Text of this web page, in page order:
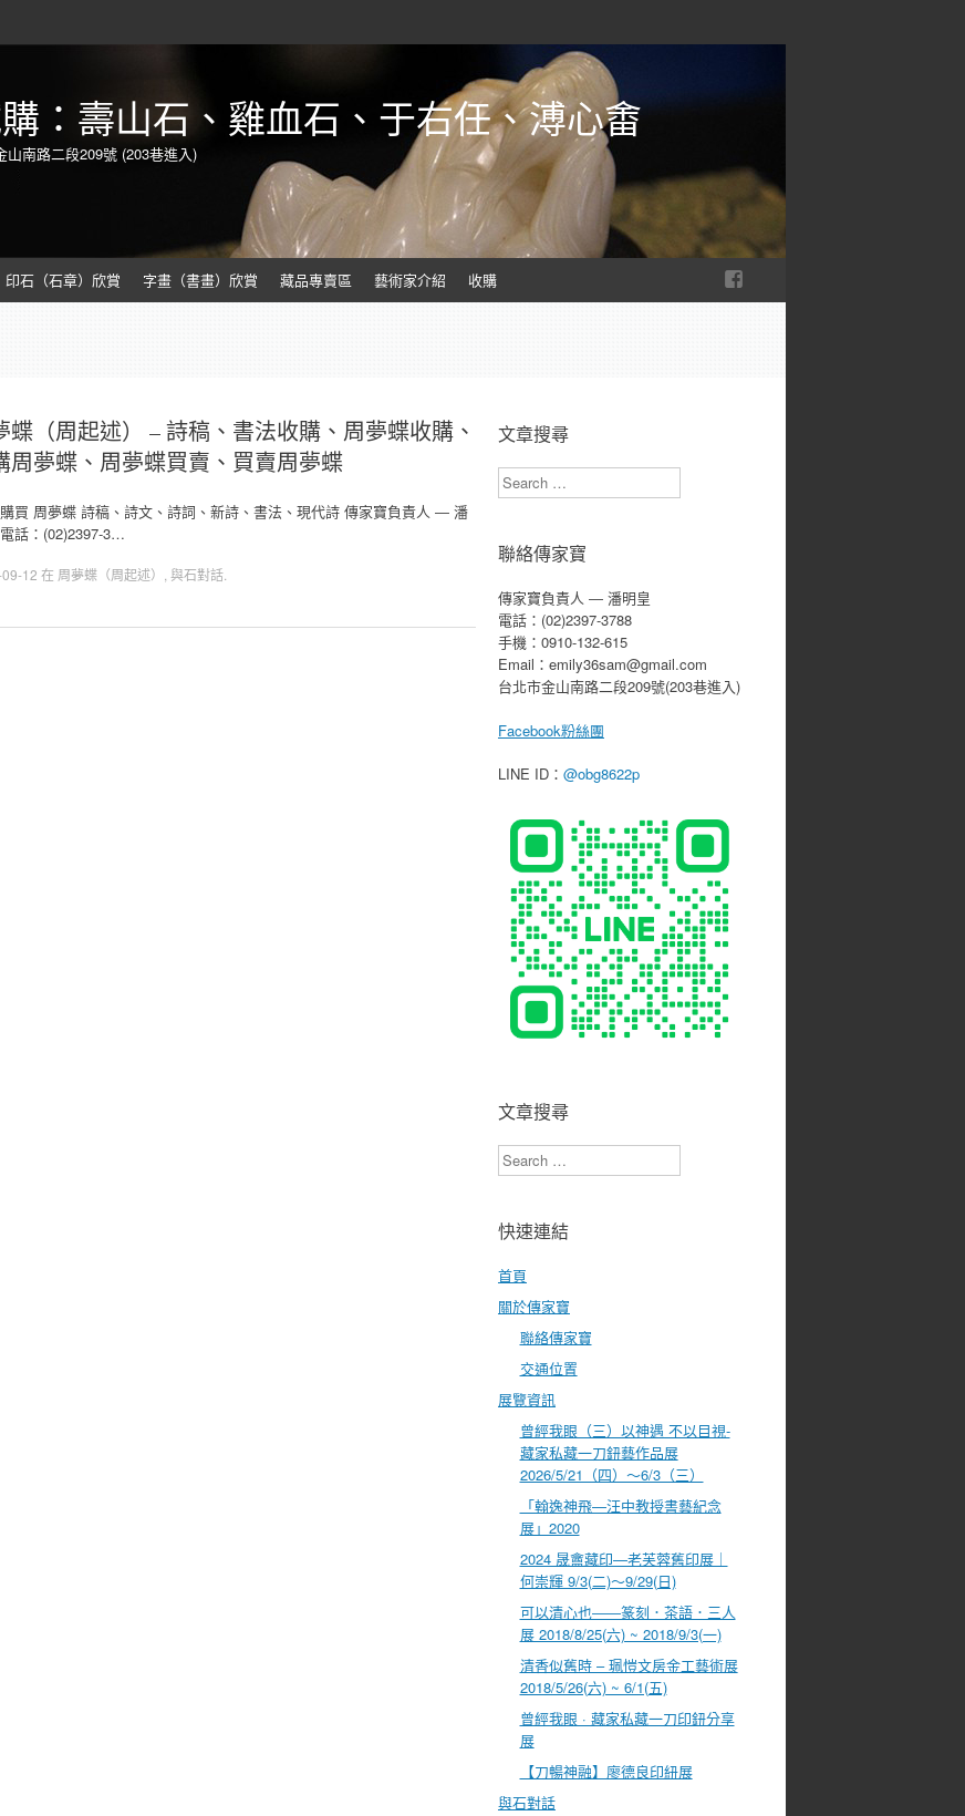
：壽山石、雞血石、于右任、溥心畬
南路二段209號 (203巷進入)
印石（石章）欣賞 字畫（書畫）欣賞 藏品專賣區 藝術家介紹 收購
蝶（周起述） – 詩稿、書法收購、周夢蝶收購、
周夢蝶、周夢蝶買賣、買賣周夢蝶
買 周夢蝶 詩稿、詩文、詩詞、新詩、書法、現代詩 傳家寶負責人 ― 潘
話：(02)2397-3…
12 在 周夢蝶（周起述） 與石對話
文章搜尋
Search
聯絡傳家寶
傳家寶負責人 ― 潘明皇
電話：(02)2397-3788
手機：0910-132-615
Email：emily36sam@gmail.com
台北市金山南路二段209號(203巷進入)
Facebook粉絲團
LINE ID： @obg8622p
文章搜尋
Search
快速連結
首頁
關於傳家寶
聯絡傳家寶
交通位置
展覽資訊
曾經我眼（三）以神遇 不以目視-
藏家私藏一刀鈕藝作品展
2026/5/21（四）～6/3（三）
「翰逸神飛—汪中教授書藝紀念
展」2020
2024 晟盦藏印—老芙蓉舊印展｜
何崇輝 9/3(二)～9/29(日)
可以清心也――篆刻．茶語．三人
展 2018/8/25(六) ~ 2018/9/3(一)
清香似舊時 – 珮愷文房金工藝術展
2018/5/26(六) ~ 6/1(五)
曾經我眼 · 藏家私藏一刀印鈕分享
展
【刀暢神融】廖德良印紐展
與石對話